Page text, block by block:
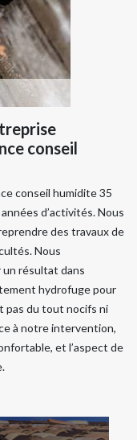
conseil
conseil humidite 35
d’activités. Nous
des travaux de
Nous
résultat dans
hydrofuge pour
pas du tout nocifs ni
à notre intervention,
et l’aspect de